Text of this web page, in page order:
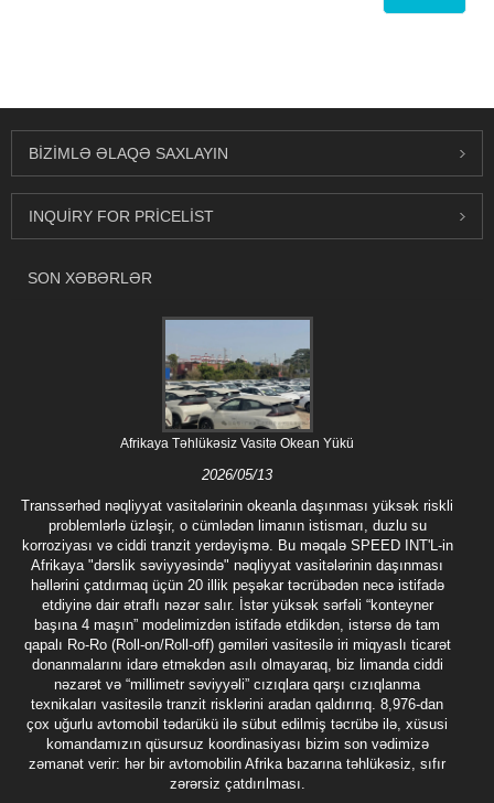
BIZIMLƏ ƏLAQƏ SAXLAYIN
INQUIRY FOR PRICELIST
SON XƏBƏRLƏR
Afrikaya Təhlükəsiz Vasitə Okean Yükü
2026/05/13
Transsərhəd nəqliyyat vasitələrinin okeanla daşınması yüksək riskli
problemlərlə üzləşir, o cümlədən limanın istismarı, duzlu su
korroziyası və ciddi tranzit yerdəyişmə. Bu məqalə SPEED INT'L-in
Afrikaya "dərslik səviyyəsində" nəqliyyat vasitələrinin daşınması
həllərini çatdırmaq üçün 20 illik peşəkar təcrübədən necə istifadə
etdiyinə dair ətraflı nəzər salır. İstər yüksək sərfəli “konteyner
başına 4 maşın” modelimizdən istifadə etdikdən, istərsə də tam
qapalı Ro-Ro (Roll-on/Roll-off) gəmiləri vasitəsilə iri miqyaslı ticarət
donanmalarını idarə etməkdən asılı olmayaraq, biz limanda ciddi
nəzarət və “millimetr səviyyəli” cızıqlara qarşı cızıqlanma
texnikaları vasitəsilə tranzit risklərini aradan qaldırırıq. 8,976-dan
çox uğurlu avtomobil tədarükü ilə sübut edilmiş təcrübə ilə, xüsusi
komandamızın qüsursuz koordinasiyası bizim son vədimizə
zəmanət verir: hər bir avtomobilin Afrika bazarına təhlükəsiz, sıfır
zərərsiz çatdırılması.